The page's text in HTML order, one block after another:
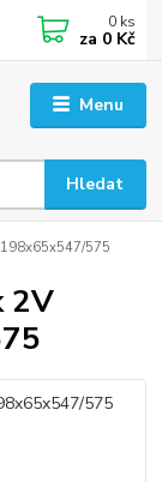
Menu
Hledat
0 ks
za 0 Kč
575
2V